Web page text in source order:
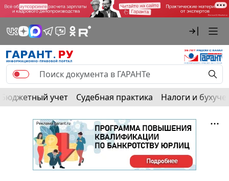
Бюджетный учет Судебная практика Налоги и